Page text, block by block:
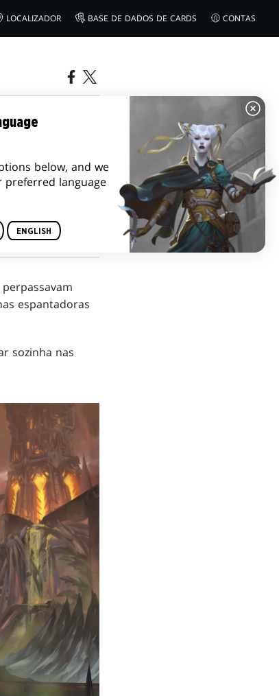
LOCALIZADOR BASE DE DADOS DE CARDS CONTAS
espantadoras
sozinha nas
below, and we
language
ENGLISH